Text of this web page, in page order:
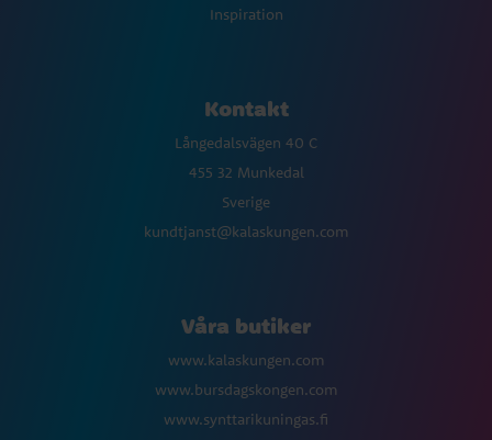
Inspiration
Kontakt
Långedalsvägen 40 C
455 32 Munkedal
Sverige
kundtjanst@kalaskungen.com
Våra butiker
www.kalaskungen.com
www.bursdagskongen.com
www.synttarikuningas.fi